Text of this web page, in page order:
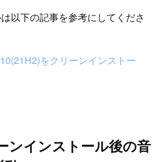
以下の記事を参考にしてくださ
をクリーンインストー
ンインストール後の音